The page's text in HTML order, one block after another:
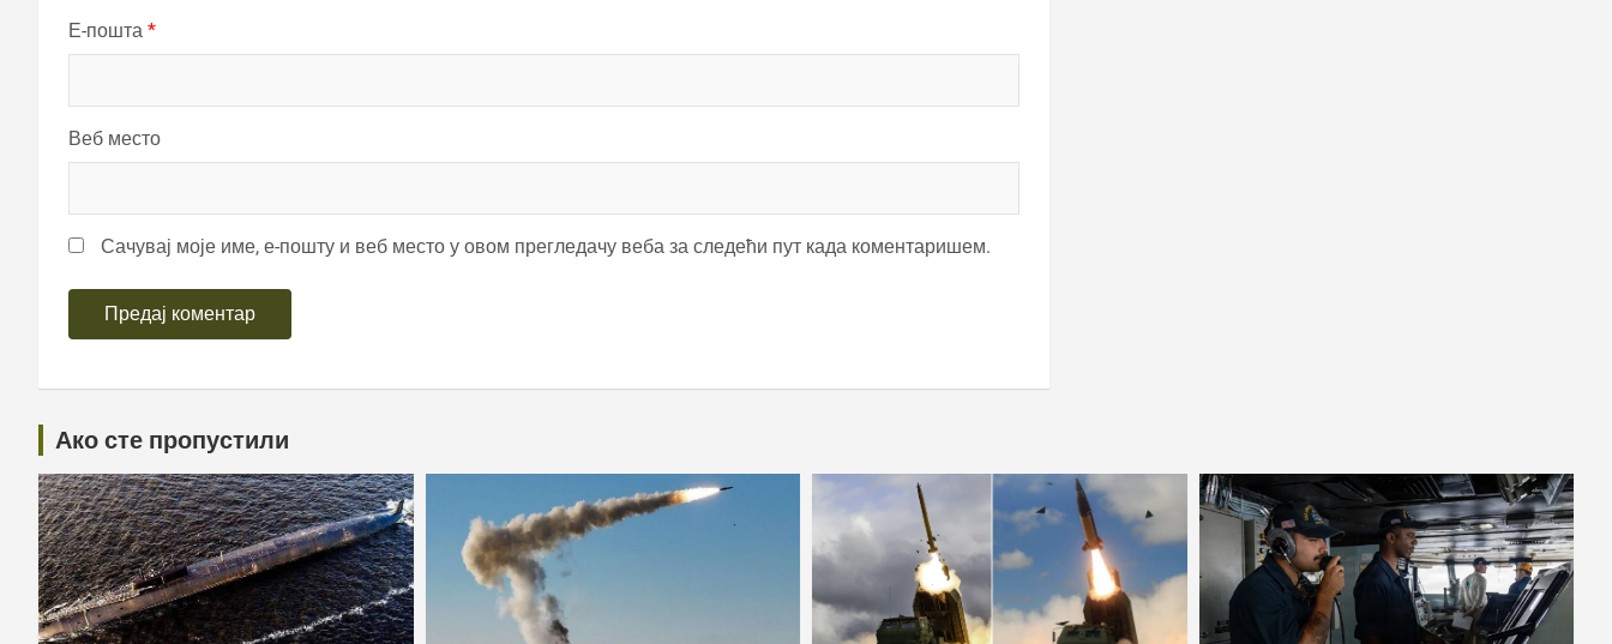
Е-пошта *
Веб место
Сачувај моје име, е-пошту и веб место у овом прегледачу веба за следећи пут када коментаришем.
Ако сте пропустили